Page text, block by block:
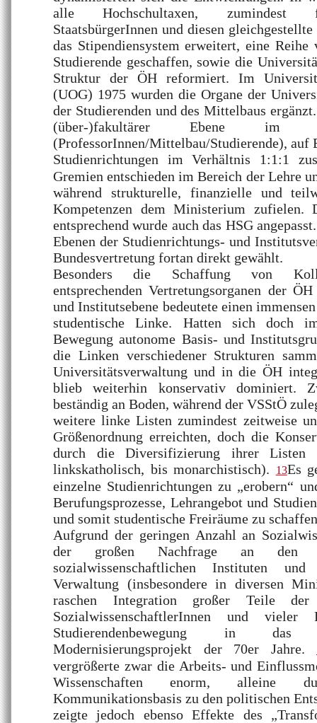
alle Hochschultaxen, zumindest
StaatsbürgerInnen und diesen gleichgestellte
das Stipendiensystem erweitert, eine Reihe
Studierende geschaffen, sowie die
Struktur der ÖH reformiert. Im
(UOG) 1975 wurden die Organe der
der Studierenden und des Mittelbaus
(über-)fakultärer Ebene im
(ProfessorInnen/Mittelbau/Studierende), auf
Studienrichtungen im Verhältnis 1:1:1
Gremien entschieden im Bereich der Lehre
während strukturelle, finanzielle und
Kompetenzen dem Ministerium zufielen.
entsprechend wurde auch das HSG
Ebenen der Studienrichtungs- und
Bundesvertretung fortan direkt gewählt.
Besonders die Schaffung von
entsprechenden Vertretungsorganen der
und Institutsebene bedeutete einen
studentische Linke. Hatten sich doch
Bewegung autonome Basis- und
die Linken verschiedener Strukturen
Universitätsverwaltung und in die ÖH
blieb weiterhin konservativ dominiert.
beständig an Boden, während der VSStÖ
weitere linke Listen zumindest zeitweise
Größenordnung erreichten, doch die
durch die Diversifizierung ihrer Listen
linkskatholisch, bis monarchistisch). 13Es
einzelne Studienrichtungen zu „erobern“
Berufungsprozesse, Lehrangebot und
und somit studentische Freiräume zu
Aufgrund der geringen Anzahl an
der großen Nachfrage an den
sozialwissenschaftlichen Instituten
Verwaltung (insbesondere in diversen
raschen Integration großer Teile der
SozialwissenschaftlerInnen und vieler
Studierendenbewegung in das
Modernisierungsprojekt der 70er Jahre.
vergrößerte zwar die Arbeits- und
Wissenschaften enorm, alleine
Kommunikationsbasis zu den politischen
zeigte jedoch ebenso Effekte des